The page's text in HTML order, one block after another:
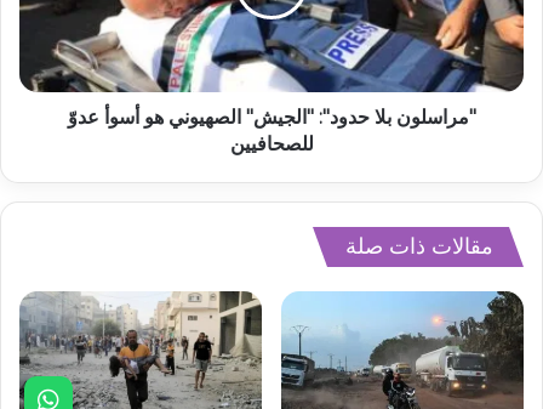
"مراسلون بلا حدود": "الجيش" الصهيوني هو أسوأ عدوّ
للصحافيين
مقالات ذات صلة